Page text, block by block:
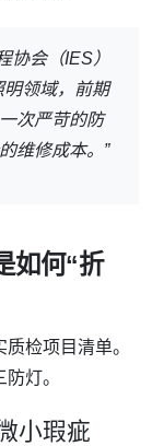
协会（IES）
明领域，前期
次严苛的防
维修成本。 ”
如何“折
检项目清单。
灯。
小瑕疵